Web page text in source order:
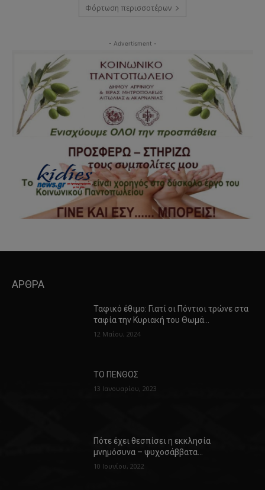
Φόρτωση περισσοτέρων
- Advertisment -
ΑΡΘΡΑ
Ταφικό έθιμο: Γιατί οι Πόντιοι τρώνε στα
ταφία την Κυριακή του Θωμά…
12 Μαΐου, 2024
ΤΟ ΠΕΝΘΟΣ
13 Ιανουαρίου, 2023
Πότε έχει θεσπίσει η εκκλησία
μνημόσυνα – ψυχοσάββατα…
10 Ιουνίου, 2022